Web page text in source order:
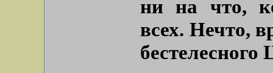
ни на что,
всех. Нечто,